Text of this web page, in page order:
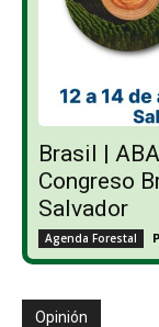
Brasil |
Congreso
Salvador
Agenda Forestal
Opinión